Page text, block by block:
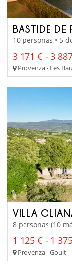
BASTIDE DE
10 personas • 5
3 171 € - 3
Provenza - Les
VILLA
8 personas (10
1 125 € - 1
Provenza - Goult